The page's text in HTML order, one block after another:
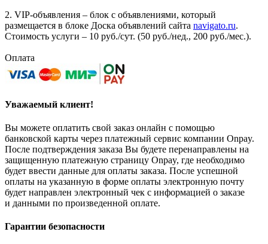
2. VIP-объявления – блок с объявлениями, который
размещается в блоке Доска объявлений сайта navigato.ru.
Стоимость услуги – 10 руб./сут. (50 руб./нед., 200 руб./мес.).
Оплата
Уважаемый клиент!
Вы можете оплатить свой заказ онлайн с помощью
банковской карты через платежный сервис компании Onpay.
После подтверждения заказа Вы будете перенаправлены на
защищенную платежную страницу Onpay, где необходимо
будет ввести данные для оплаты заказа. После успешной
оплаты на указанную в форме оплаты электронную почту
будет направлен электронный чек с информацией о заказе
и данными по произведенной оплате.
Гарантии безопасности